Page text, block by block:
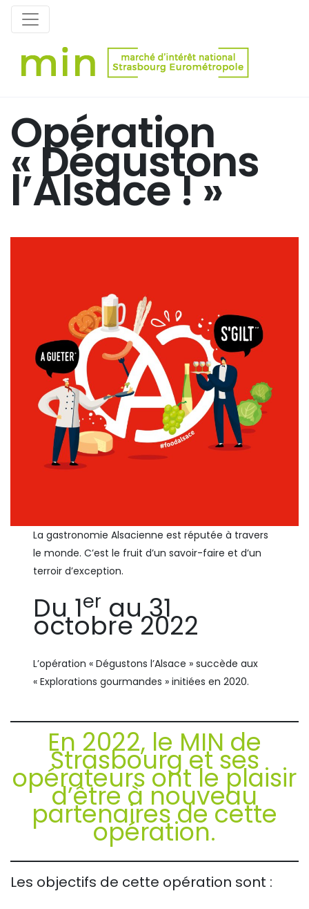
Opération
« Dégustons
l’Alsace ! »
La gastronomie Alsacienne est réputée à travers
le monde. C’est le fruit d’un savoir-faire et d’un
terroir d’exception.
Du 1er au 31
octobre 2022
L’opération « Dégustons l’Alsace » succède aux
« Explorations gourmandes » initiées en 2020.
En 2022, le MIN de
Strasbourg et ses
opérateurs ont le plaisir
d’être à nouveau
partenaires de cette
opération.
Les objectifs de cette opération sont :